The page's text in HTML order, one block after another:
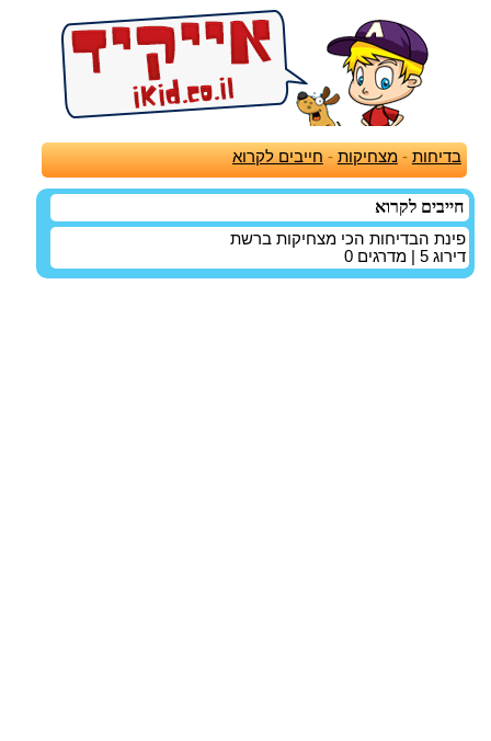
בדיחות -מצחיקות - חייבים לקרוא
חייבים לקרוא
פינת הבדיחות הכי מצחיקות ברשת
דירוג 5 | מדרגים 0